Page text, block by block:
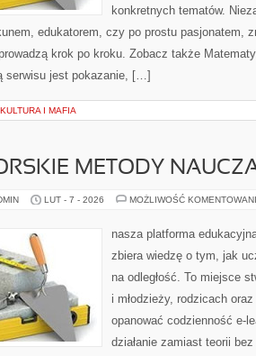
konkretnych tematów.
edukatorem, czy po prostu pasjonatem,
krok po kroku. Zobacz także
serwisu jest pokazanie, […]
KULTURA I MAFIA
METODY
LUT - 7 - 2026 MOŻLIWOŚĆ
nasza platforma
zbiera wiedzę o tym, jak
na odległość. To miejsce
i młodzieży, rodzicach
opanować codzienność e-
działanie zamiast teorii